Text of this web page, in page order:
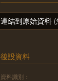
連結到原始資料
後設資料
資料識別：